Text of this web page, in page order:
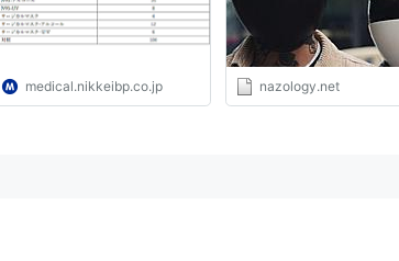
medical.nikkeibp.co.jp nazology.net